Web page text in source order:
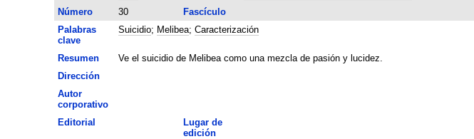
Número
30 Fascículo
Palabras
clave
Suicidio; Melibea; Caracterización
Resumen
Ve el suicidio de Melibea como una mezcla de pasión y lucidez.
Dirección
Autor
corporativo
Editorial
Lugar de
edición